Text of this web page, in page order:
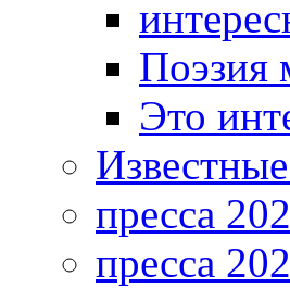
Поэзия
Это
пресса
пресса